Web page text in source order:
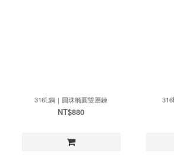
316L鋼｜圓珠橢圓雙層鍊
NT$880